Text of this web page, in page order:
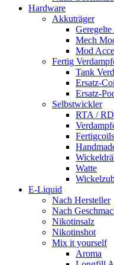
Hardware
Akkuträger
Mech
Mod
Fertig
Tank
Ersatz-
Ersatz-
Selbstwickler
RTA /
Fertigcoils
Watte
E-Liquid
Nach Hersteller
Nach
Nikotinsalz
Nikotinshot
Mix it yourself
Aroma